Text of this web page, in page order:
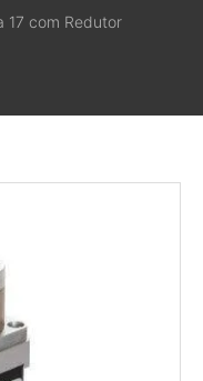
17 com Redutor